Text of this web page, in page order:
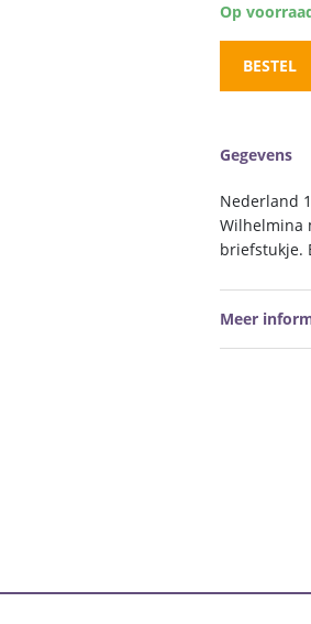
Op
BESTEL
Gegevens
Nederland
Wilhelmina
briefstukje.
Meer